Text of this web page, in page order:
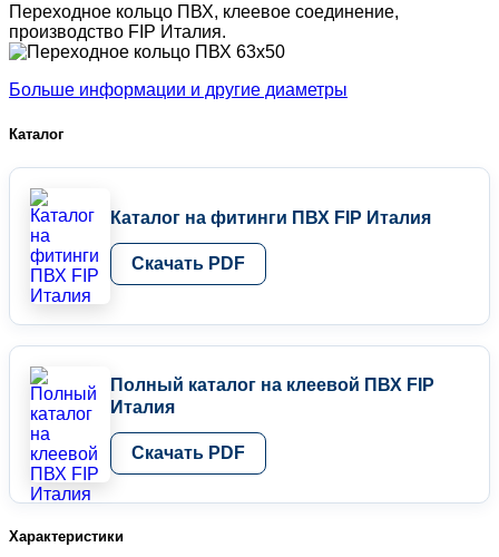
Переходное кольцо ПВХ, клеевое соединение,
производство FIP Италия.
Больше информации и другие диаметры
Каталог
Каталог на фитинги ПВХ FIP Италия
Скачать PDF
Полный каталог на клеевой ПВХ FIP
Италия
Скачать PDF
Характеристики